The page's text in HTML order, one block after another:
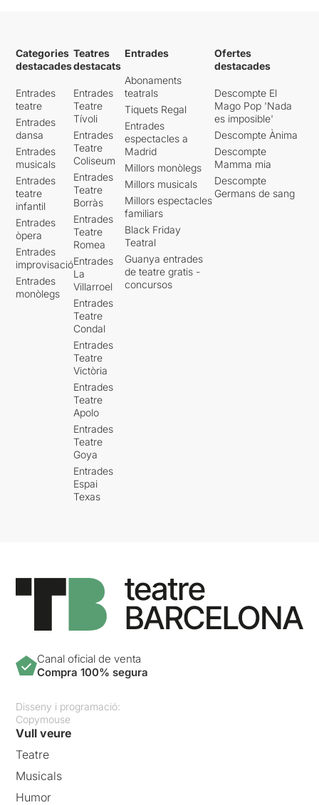
Categories
destacades
Entrades
teatre
Entrades
dansa
Entrades
musicals
Entrades
teatre
infantil
Entrades
òpera
Entrades
improvisació
Entrades
monòlegs
Teatres
destacats
Entrades
Teatre
Tívoli
Entrades
Teatre
Coliseum
Entrades
Teatre
Borràs
Entrades
Teatre
Romea
Entrades
La
Villarroel
Entrades
Teatre
Condal
Entrades
Teatre
Victòria
Entrades
Teatre
Apolo
Entrades
Teatre
Goya
Entrades
Espai
Texas
Entrades
Abonaments
teatrals
Tiquets Regal
Entrades
espectacles a
Madrid
Millors monòlegs
Millors musicals
Millors espectacles
familiars
Black Friday
Teatral
Guanya entrades
de teatre gratis -
concursos
Ofertes
destacades
Descompte El
Mago Pop 'Nada
es imposible'
Descompte Ànima
Descompte
Mamma mia
Descompte
Germans de sang
Canal oficial de venta
Compra 100% segura
Disseny i programació:
Copymouse
Vull veure
Teatre
Musicals
Humor